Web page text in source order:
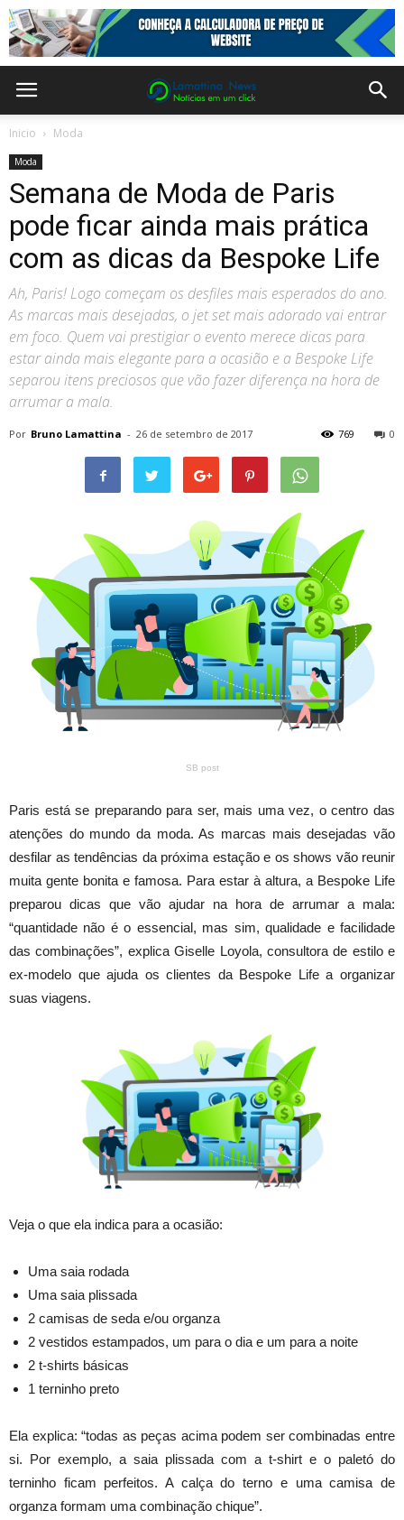
Inicio Moda
Moda
Semana de Moda de Paris
pode ficar ainda mais prática
com as dicas da Bespoke Life
Ah, Paris! Logo começam os desfiles mais esperados do ano.
As marcas mais desejadas, o jet set mais adorado vai entrar
em foco. Quem vai prestigiar o evento merece dicas para
estar ainda mais elegante para a ocasião e a Bespoke Life
separou itens preciosos que vão fazer diferença na hora de
arrumar a mala.
Por Bruno Lamattina - 26 de setembro de 2017 0
769
SB post
Paris está se preparando para ser, mais uma vez, o centro das
atenções do mundo da moda. As marcas mais desejadas vão
desfilar as tendências da próxima estação e os shows vão reunir
muita gente bonita e famosa. Para estar à altura, a Bespoke Life
preparou dicas que vão ajudar na hora de arrumar a mala:
“quantidade não é o essencial, mas sim, qualidade e facilidade
das combinações”, explica Giselle Loyola, consultora de estilo e
ex-modelo que ajuda os clientes da Bespoke Life a organizar
suas viagens.
Veja o que ela indica para a ocasião:
Uma saia rodada
Uma saia plissada
2 camisas de seda e/ou organza
2 vestidos estampados, um para o dia e um para a noite
2 t-shirts básicas
1 terninho preto
Ela explica: “todas as peças acima podem ser combinadas entre
si. Por exemplo, a saia plissada com a t-shirt e o paletó do
terninho ficam perfeitos. A calça do terno e uma camisa de
organza formam uma combinação chique”.